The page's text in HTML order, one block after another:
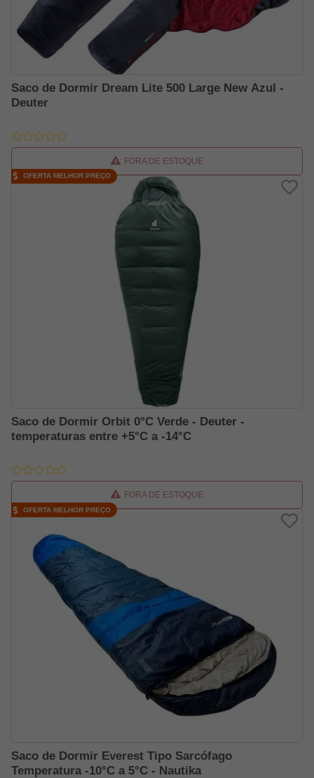
Saco de Dormir Dream Lite 500 Large New Azul -
Deuter
FORA DE ESTOQUE
Saco de Dormir Orbit 0°C Verde - Deuter -
temperaturas entre +5°C a -14°C
FORA DE ESTOQUE
OFERTA MELHOR PREÇO
Saco de Dormir Everest Tipo Sarcófago
Temperatura -10°C a 5°C - Nautika
OFERTA MELHOR PREÇO